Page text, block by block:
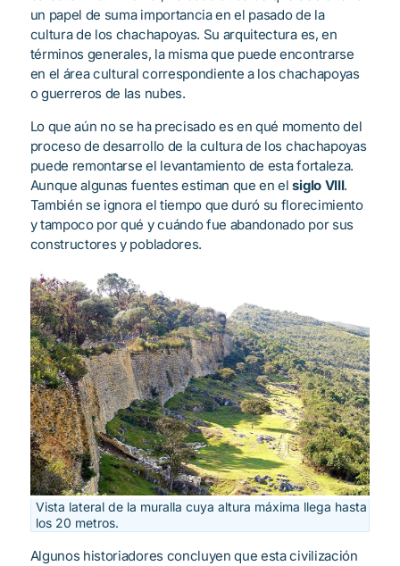
un papel de suma importancia en el pasado de la
cultura de los chachapoyas. Su arquitectura es, en
términos generales, la misma que puede encontrarse
en el área cultural correspondiente a los chachapoyas
o guerreros de las nubes.
Lo que aún no se ha precisado es en qué momento del
proceso de desarrollo de la cultura de los chachapoyas
puede remontarse el levantamiento de esta fortaleza.
Aunque algunas fuentes estiman que en elsiglo VIII.
También se ignora el tiempo que duró su florecimiento
y tampoco por qué y cuándo fue abandonado por sus
constructores y pobladores.
Vista lateral de la muralla cuya altura máxima llega hasta
los 20 metros.
Algunos historiadores concluyen que esta civilización